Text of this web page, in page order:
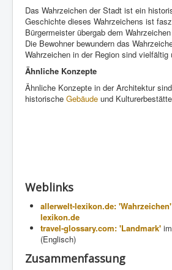
Das Wahrzeichen der Stadt ist ein
Geschichte dieses Wahrzeichens ist
Bürgermeister übergab dem
Die Bewohner bewundern das
Wahrzeichen in der Region sind vielfältig
Ähnliche Konzepte
Ähnliche Konzepte in der Architektur
historische Gebäude und
Weblinks
allerwelt-lexikon.de: 'Wahrzeichen'
lexikon.de
travel-glossary.com: 'Landmark' im
(Englisch)
Zusammenfassung